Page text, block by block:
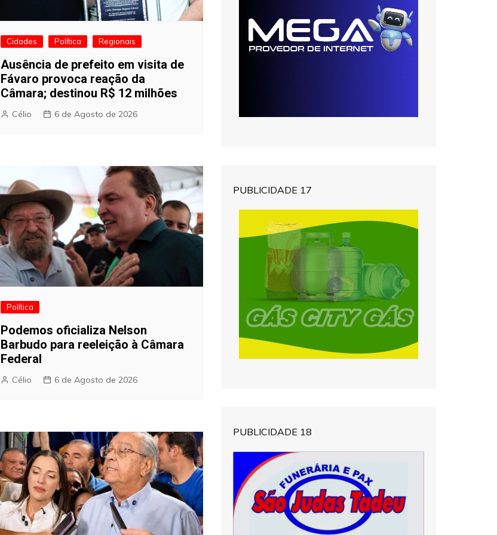
Cidades Política Regionais
Ausência de prefeito em visita de
Fávaro provoca reação da
Câmara; destinou R$ 12 milhões
Célio 6 de Agosto de 2026
Política
Podemos oficializa Nelson
Barbudo para reeleição à Câmara
Federal
Célio 6 de Agosto de 2026
PUBLICIDADE 17
PUBLICIDADE 18